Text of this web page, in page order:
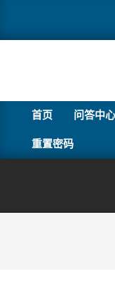
content
首页 问答中心
重置密码